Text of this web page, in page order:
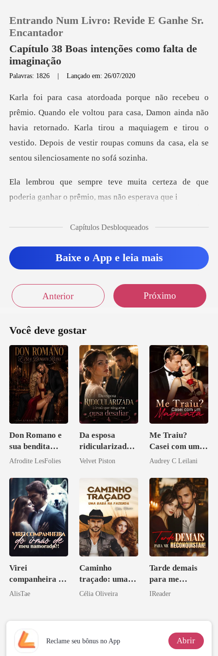
Loja
Histórico
Sair
Baixar App
Entrando Num Livro: Revide E Ganhe Sr.
Encantador
Capítulo 38 Boas intenções como falta de
imaginação
Palavras: 1826 |Lançado em: 26/07/2020
asa, Damon ainda não
havia retornado. Karla tirou a maquiagem e tirou o
vestido. De
a certeza de que
poderia ganhar
Capítulos Desbloqueados
Baixe o App e leia mais
Anterior Próximo
Você deve gostar
Don Romano e
sua bendita
ruína
Afrodite LesFolies
Da esposa
ridicularizada à
irmã que
desafiar
Velvet Piston
Me Traiu?
Casei com um
Magnata
Audrey C Leilani
Virei
companheira do
irmão de meu
AlisTae
Caminho
traçado: uma
babá na fazenda
Célia Oliveira
Tarde demais
para me
reconquistar!
IReader
Reclame seu bônus no App Abrir